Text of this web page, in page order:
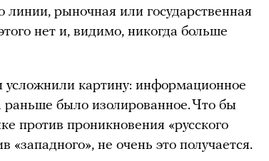
линии, рыночная или государственная
нет и, видимо, никогда больше
картину: информационное
раньше было изолированное. Что бы
против проникновения «русского
«западного», не очень это получается.